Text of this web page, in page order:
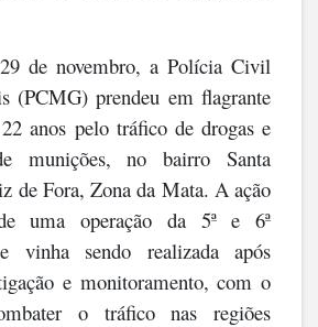
de novembro, a Polícia Civil
(PCMG) prendeu em flagrante
anos pelo tráfico de drogas e
munições, no bairro Santa
de Fora, Zona da Mata. A ação
uma operação da 5ª e 6ª
vinha sendo realizada após
e monitoramento, com o
o tráfico nas regiões